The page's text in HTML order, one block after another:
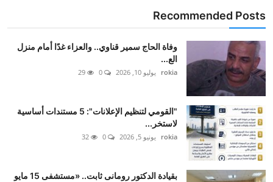
Recommended Posts
وفاة الحاج سمير قناوي.. والعزاء غدًا أمام منزل
الع...
rokia يوليو 10, 2026
"القومي لتنظيم الإعلانات": 5 مستندات أساسية
لاستخر...
rokia يونيو 5, 2026
بقيادة الدكتور رومانى ثابت.. «مستشفى 15 مايو